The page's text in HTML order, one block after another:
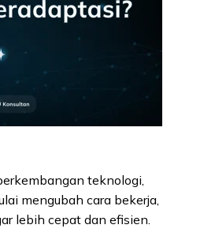
teknologi,
mengubah cara bekerja,
lebih cepat dan efisien.